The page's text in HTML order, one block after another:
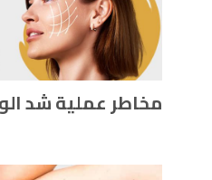
مخاطر عملية شد